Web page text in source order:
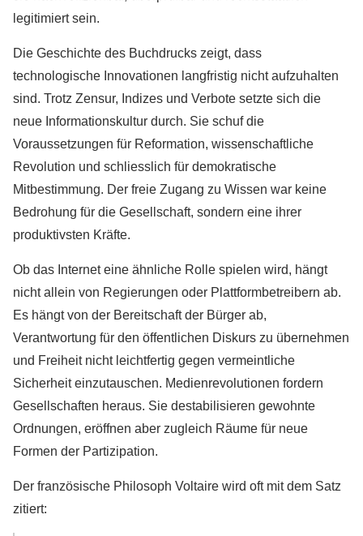
legitimiert sein.
Die Geschichte des Buchdrucks zeigt, dass
technologische Innovationen langfristig nicht aufzuhalten
sind. Trotz Zensur, Indizes und Verbote setzte sich die
neue Informationskultur durch. Sie schuf die
Voraussetzungen für Reformation, wissenschaftliche
Revolution und schliesslich für demokratische
Mitbestimmung. Der freie Zugang zu Wissen war keine
Bedrohung für die Gesellschaft, sondern eine ihrer
produktivsten Kräfte.
Ob das Internet eine ähnliche Rolle spielen wird, hängt
nicht allein von Regierungen oder Plattformbetreibern ab.
Es hängt von der Bereitschaft der Bürger ab,
Verantwortung für den öffentlichen Diskurs zu übernehmen
und Freiheit nicht leichtfertig gegen vermeintliche
Sicherheit einzutauschen. Medienrevolutionen fordern
Gesellschaften heraus. Sie destabilisieren gewohnte
Ordnungen, eröffnen aber zugleich Räume für neue
Formen der Partizipation.
Der französische Philosoph Voltaire wird oft mit dem Satz
zitiert: